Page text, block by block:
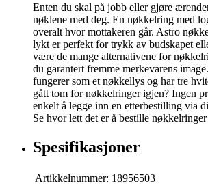
Enten du skal på jobb eller gjøre
nøklene med deg. En nøkkelring med
overalt hvor mottakeren går. Astro
lykt er perfekt for trykk av budskapet
være de mange alternativene for
du garantert fremme merkevarens
fungerer som et nøkkellys og har tre
gått tom for nøkkelringer igjen? Ingen
enkelt å legge inn en etterbestilling via
Se hvor lett det er å bestille
Spesifikasjoner
Artikkelnummer: 18956503